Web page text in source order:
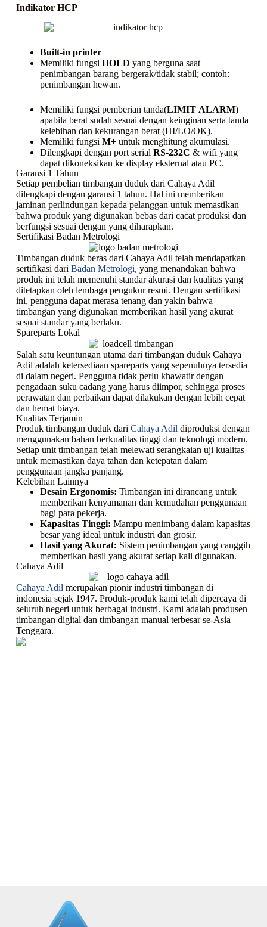
Indikator HCP
Built-in printer
Memiliki fungsi HOLD yang berguna saat
penimbangan barang bergerak/tidak stabil; contoh:
penimbangan hewan.
Memiliki fungsi pemberian tanda(LIMIT ALARM)
apabila berat sudah sesuai dengan keinginan serta tanda
kelebihan dan kekurangan berat (HI/LO/OK).
Memiliki fungsi M+ untuk menghitung akumulasi.
Dilengkapi dengan port serial RS-232C & wifi yang
dapat dikoneksikan ke display eksternal atau PC.
Garansi 1 Tahun
Setiap pembelian timbangan duduk dari Cahaya Adil
dilengkapi dengan garansi 1 tahun. Hal ini memberikan
jaminan perlindungan kepada pelanggan untuk memastikan
bahwa produk yang digunakan bebas dari cacat produksi dan
berfungsi sesuai dengan yang diharapkan.
Sertifikasi Badan Metrologi
Timbangan duduk beras dari Cahaya Adil telah mendapatkan
sertifikasi dari Badan Metrologi, yang menandakan bahwa
produk ini telah memenuhi standar akurasi dan kualitas yang
ditetapkan oleh lembaga pengukur resmi. Dengan sertifikasi
ini, pengguna dapat merasa tenang dan yakin bahwa
timbangan yang digunakan memberikan hasil yang akurat
sesuai standar yang berlaku.
Spareparts Lokal
Salah satu keuntungan utama dari timbangan duduk Cahaya
Adil adalah ketersediaan spareparts yang sepenuhnya tersedia
di dalam negeri. Pengguna tidak perlu khawatir dengan
pengadaan suku cadang yang harus diimpor, sehingga proses
perawatan dan perbaikan dapat dilakukan dengan lebih cepat
dan hemat biaya.
Kualitas Terjamin
Produk timbangan duduk dari Cahaya Adil diproduksi dengan
menggunakan bahan berkualitas tinggi dan teknologi modern.
Setiap unit timbangan telah melewati serangkaian uji kualitas
untuk memastikan daya tahan dan ketepatan dalam
penggunaan jangka panjang.
Kelebihan Lainnya
Desain Ergonomis: Timbangan ini dirancang untuk
memberikan kenyamanan dan kemudahan penggunaan
bagi para pekerja.
Kapasitas Tinggi: Mampu menimbang dalam kapasitas
besar yang ideal untuk industri dan grosir.
Hasil yang Akurat: Sistem penimbangan yang canggih
memberikan hasil yang akurat setiap kali digunakan.
Cahaya Adil
Cahaya Adil merupakan pionir industri timbangan di
indonesia sejak 1947. Produk-produk kami telah dipercaya di
seluruh negeri untuk berbagai industri. Kami adalah produsen
timbangan digital dan timbangan manual terbesar se-Asia
Tenggara.